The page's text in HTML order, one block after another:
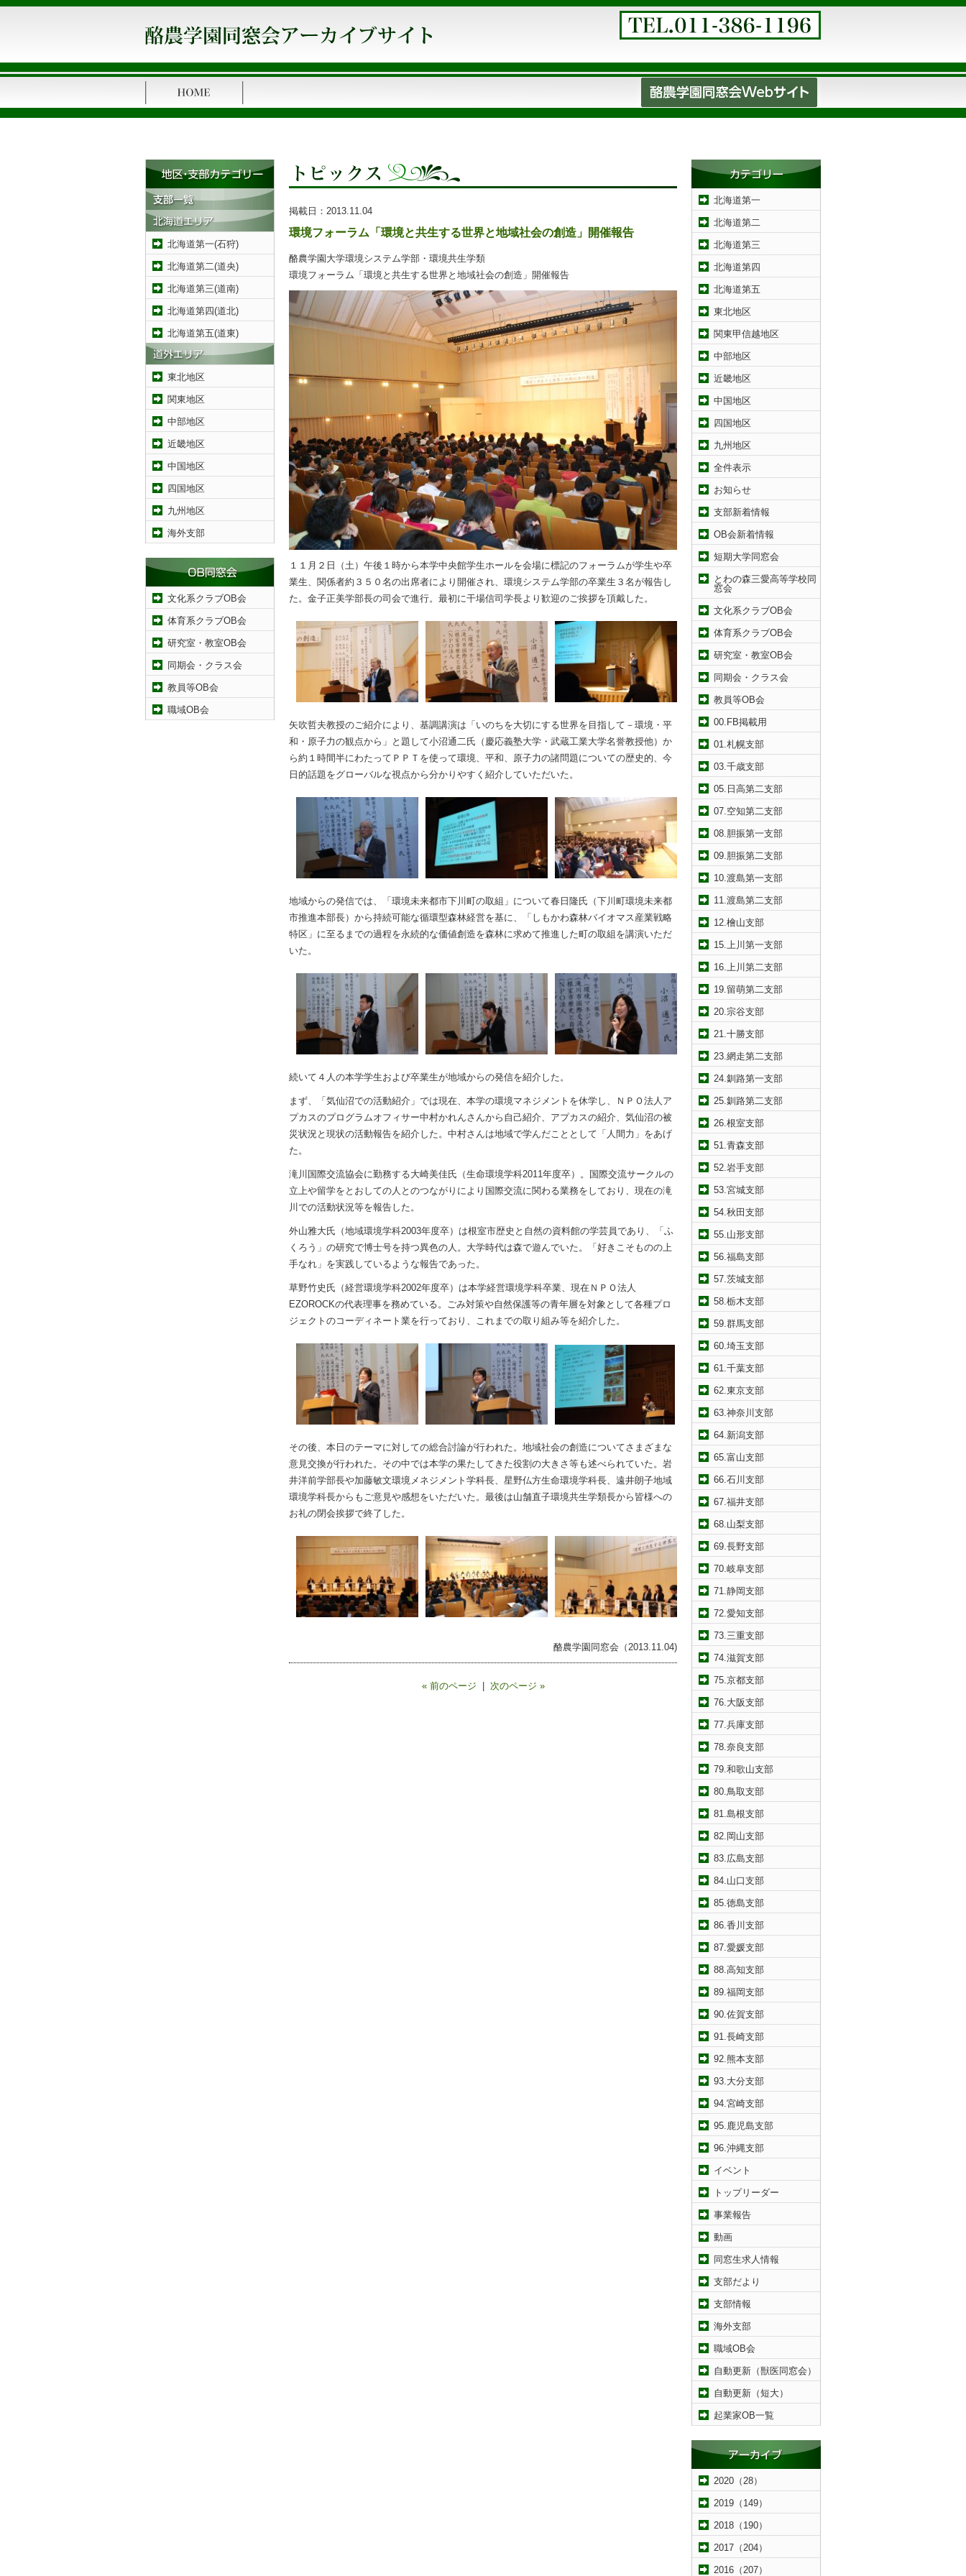
北海道第一(石狩)
北海道第二(道央)
北海道第三(道南)
北海道第四(道北)
北海道第五(道東)
東北地区
関東地区
中部地区
近畿地区
中国地区
四国地区
九州地区
海外支部
文化系クラブOB会
体育系クラブOB会
研究室・教室OB会
同期会・クラス会
教員等OB会
職域OB会
掲載日： 2013.11.04
環境フォーラム「環境と共生する世界と地域社会の創造」開催報告
酪農学園大学環境システム学部・環境共生学類
環境フォーラム「環境と共生する世界と地域社会の創造」開催報告
１１月２日（土）午後１時から本学中央館学生ホールを会場に標記のフォーラムが学生や卒
業生、関係者約３５０名の出席者により開催され、環境システム学部の卒業生３名が報告し
た。金子正美学部長の司会で進行。最初に干場信司学長より歓迎のご挨拶を頂戴した。
矢吹哲夫教授のご紹介により、基調講演は「いのちを大切にする世界を目指して－環境・平
和・原子力の観点から」と題して小沼通二氏（慶応義塾大学・武蔵工業大学名誉教授他）か
ら約１時間半にわたってＰＰＴを使って環境、平和、原子力の諸問題についての歴史的、今
日的話題をグローバルな視点から分かりやすく紹介していただいた。
地域からの発信では、「環境未来都市下川町の取組」について春日隆氏（下川町環境未来都
市推進本部長）から持続可能な循環型森林経営を基に、「しもかわ森林バイオマス産業戦略
特区」に至るまでの過程を永続的な価値創造を森林に求めて推進した町の取組を講演いただ
いた。
続いて４人の本学学生および卒業生が地域からの発信を紹介した。
まず、「気仙沼での活動紹介」では現在、本学の環境マネジメントを休学し、ＮＰＯ法人ア
プカスのプログラムオフィサー中村かれんさんから自己紹介、アプカスの紹介、気仙沼の被
災状況と現状の活動報告を紹介した。中村さんは地域で学んだこととして「人間力」をあげ
た。
滝川国際交流協会に勤務する大崎美佳氏（生命環境学科2011年度卒）。国際交流サークルの
立上や留学をとおしての人とのつながりにより国際交流に関わる業務をしており、現在の滝
川での活動状況等を報告した。
外山雅大氏（地域環境学科2003年度卒）は根室市歴史と自然の資料館の学芸員であり、「ふ
くろう」の研究で博士号を持つ異色の人。大学時代は森で遊んでいた。「好きこそものの上
手なれ」を実践しているような報告であった。
草野竹史氏（経営環境学科2002年度卒）は本学経営環境学科卒業、現在ＮＰＯ法人
EZOROCKの代表理事を務めている。ごみ対策や自然保護等の青年層を対象として各種プロ
ジェクトのコーディネート業を行っており、これまでの取り組み等を紹介した。
その後、本日のテーマに対しての総合討論が行われた。地域社会の創造についてさまざまな
意見交換が行われた。その中では本学の果たしてきた役割の大きさ等も述べられていた。岩
井洋前学部長や加藤敏文環境メネジメント学科長、星野仏方生命環境学科長、遠井朗子地域
環境学科長からもご意見や感想をいただいた。最後は山舗直子環境共生学類長から皆様への
お礼の閉会挨拶で終了した。
酪農学園同窓会（2013.11.04)
« 前のページ 次のページ »
北海道第一
北海道第二
北海道第三
北海道第四
北海道第五
東北地区
関東甲信越地区
中部地区
近畿地区
中国地区
四国地区
九州地区
全件表示
お知らせ
支部新着情報
OB会新着情報
短期大学同窓会
とわの森三愛高等学校同
窓会
文化系クラブOB会
体育系クラブOB会
研究室・教室OB会
同期会・クラス会
教員等OB会
00.FB掲載用
01.札幌支部
03.千歳支部
05.日高第二支部
07.空知第二支部
08.胆振第一支部
09.胆振第二支部
10.渡島第一支部
11.渡島第二支部
12.檜山支部
15.上川第一支部
16.上川第二支部
19.留萌第二支部
20.宗谷支部
21.十勝支部
23.網走第二支部
24.釧路第一支部
25.釧路第二支部
26.根室支部
51.青森支部
52.岩手支部
53.宮城支部
54.秋田支部
55.山形支部
56.福島支部
57.茨城支部
58.栃木支部
59.群馬支部
60.埼玉支部
61.千葉支部
62.東京支部
63.神奈川支部
64.新潟支部
65.富山支部
66.石川支部
67.福井支部
68.山梨支部
69.長野支部
70.岐阜支部
71.静岡支部
72.愛知支部
73.三重支部
74.滋賀支部
75.京都支部
76.大阪支部
77.兵庫支部
78.奈良支部
79.和歌山支部
80.鳥取支部
81.島根支部
82.岡山支部
83.広島支部
84.山口支部
85.徳島支部
86.香川支部
87.愛媛支部
88.高知支部
89.福岡支部
90.佐賀支部
91.長崎支部
92.熊本支部
93.大分支部
94.宮崎支部
95.鹿児島支部
96.沖縄支部
イベント
トップリーダー
事業報告
動画
同窓生求人情報
支部だより
支部情報
海外支部
職域OB会
自動更新（獣医同窓会）
自動更新（短大）
起業家OB一覧
2020（28）
2019（149）
2018（190）
2017（204）
2016（207）